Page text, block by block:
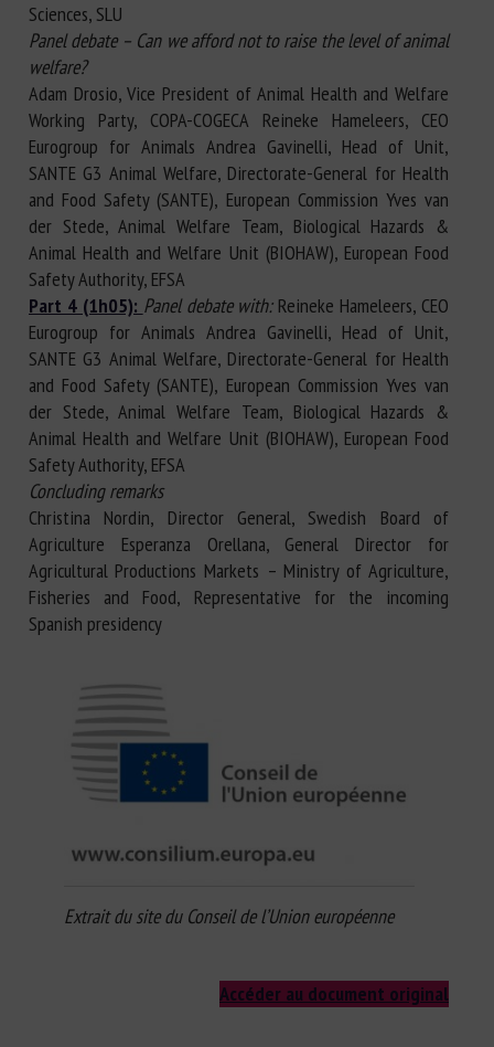
Sciences, SLU
Panel debate – Can we afford not to raise the level of animal
welfare?
Adam Drosio, Vice President of Animal Health and Welfare
Working Party, COPA-COGECA Reineke Hameleers, CEO
Eurogroup for Animals Andrea Gavinelli, Head of Unit,
SANTE G3 Animal Welfare, Directorate-General for Health
and Food Safety (SANTE), European Commission Yves van
der Stede, Animal Welfare Team, Biological Hazards &
Animal Health and Welfare Unit (BIOHAW), European Food
Safety Authority, EFSA
Part 4 (1h05): Panel debate with:Reineke Hameleers, CEO
Eurogroup for Animals Andrea Gavinelli, Head of Unit,
SANTE G3 Animal Welfare, Directorate-General for Health
and Food Safety (SANTE), European Commission Yves van
der Stede, Animal Welfare Team, Biological Hazards &
Animal Health and Welfare Unit (BIOHAW), European Food
Safety Authority, EFSA
Concluding remarks
Christina Nordin, Director General, Swedish Board of
Agriculture Esperanza Orellana, General Director for
Agricultural Productions Markets – Ministry of Agriculture,
Fisheries and Food, Representative for the incoming
Spanish presidency
Extrait du site du Conseil de l’Union européenne
Accéder au document original